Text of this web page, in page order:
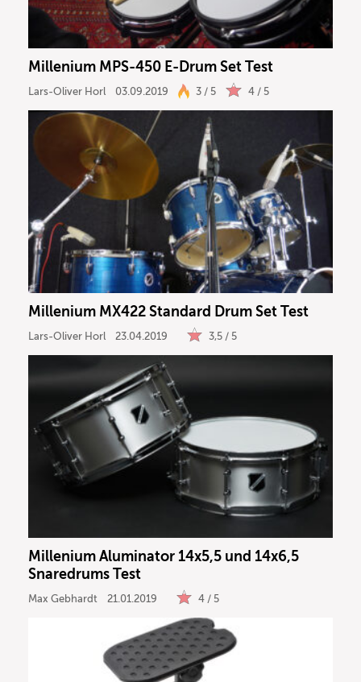
Millenium MPS-450 E-Drum Set Test
Lars-Oliver Horl 03.09.2019 3 / 5 4 / 5
Millenium MX422 Standard Drum Set Test
Lars-Oliver Horl 23.04.2019 3,5 / 5
Millenium Aluminator 14x5,5 und 14x6,5
Snaredrums Test
Max Gebhardt 21.01.2019 4 / 5